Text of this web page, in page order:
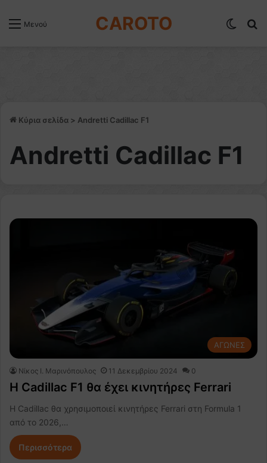
Μενού CAROTO
Κύρια σελίδα > Andretti Cadillac F1
Andretti Cadillac F1
ΑΓΩΝΕΣ
Nίκος Ι. Mαρινόπουλος 11 Δεκεμβρίου 2024 0
H Cadillac F1 θα έχει κινητήρες Ferrari
Η Cadillac θα χρησιμοποιεί κινητήρες Ferrari στη Formula 1
από το 2026,…
Περισσότερα